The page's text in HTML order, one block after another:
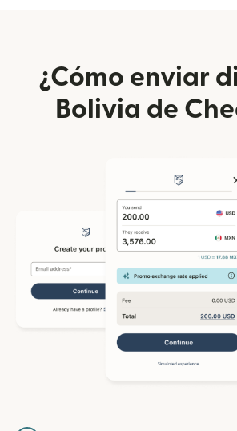
¿Cómo enviar
Bolivia de